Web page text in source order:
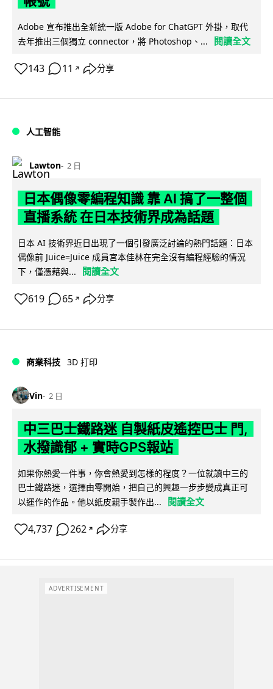
Adobe 宣布推出全新統一版 Adobe for ChatGPT 外掛，取代
去年推出三個獨立 connector，將 Photoshop、...
閱讀全文
143 11 ↗ 分享
人工智能
Lawton 2 日
日本偶像零編程知識 靠 AI 搞了一整個
直播系統 在日本技術界成為話題
日本 AI 技術界近日出現了一個引發廣泛討論的熱門話題：日本
偶像前 Juice=Juice 成員宮本佳林在完全沒有編程經驗的情況
下，僅憑藉與...
閱讀全文
619 65 ↗ 分享
商業科技 3D 打印
Vin 2 日
中三巴士鐵路迷 自製紙皮遙控巴士 門,
水撥識郁 + 實時GPS報站
如果你熱愛一件事，你會熱愛到怎樣的程度？一位就讀中三的
巴士鐵路迷，選擇由零開始，把自己的興趣一步步變成真正可
以運作的作品。他以紙皮親手製作出...
閱讀全文
4,737 262 ↗ 分享
ADVERTISEMENT